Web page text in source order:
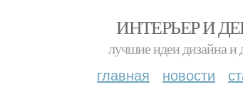
ИНТЕРЬЕР И
лучшие идеи дизайна и
главная новости